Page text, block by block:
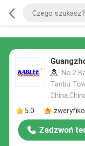
No.2
Tanbu
5.0
Zadzwoń